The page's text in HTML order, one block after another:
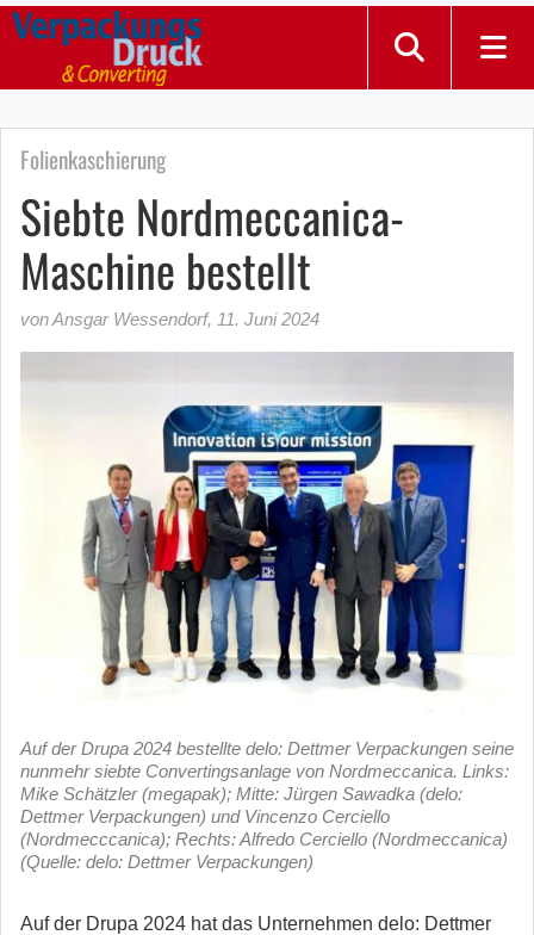
Folienkaschierung
Siebte Nordmeccanica-
Maschine bestellt
von Ansgar Wessendorf, 11. Juni 2024
Auf der Drupa 2024 bestellte delo: Dettmer Verpackungen seine
nunmehr siebte Convertingsanlage von Nordmeccanica. Links:
Mike Schätzler (megapak); Mitte: Jürgen Sawadka (delo:
Dettmer Verpackungen) und Vincenzo Cerciello
(Nordmecccanica); Rechts: Alfredo Cerciello (Nordmeccanica)
(Quelle: delo: Dettmer Verpackungen)
Auf der Drupa 2024 hat das Unternehmen delo: Dettmer